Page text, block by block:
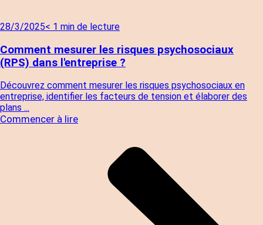
28/3/2025< 1 min de lecture
Comment mesurer les risques psychosociaux
(RPS) dans l'entreprise ?
Découvrez comment mesurer les risques psychosociaux en
entreprise, identifier les facteurs de tension et élaborer des
plans ...
Commencer à lire